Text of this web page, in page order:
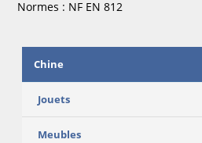
Normes : NF EN 812
Chine
Jouets
Meubles